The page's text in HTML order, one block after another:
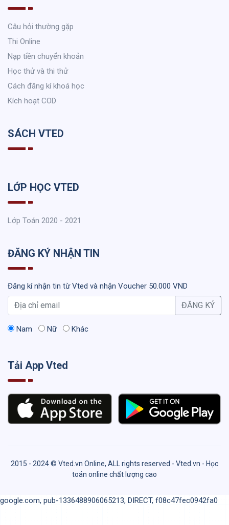
Câu hỏi thường gặp
Thi Online
Nạp tiền chuyển khoản
Học thử và thi thử
Cách đăng kí khoá học
Kích hoạt COD
SÁCH VTED
LỚP HỌC VTED
Lớp Toán 2020 - 2021
ĐĂNG KÝ NHẬN TIN
Đăng kí nhận tin từ Vted và nhận Voucher 50.000 VND
ĐĂNG KÝ
Nam Nữ Khác
Tải App Vted
2015 - 2024 © Vted.vn Online, ALL rights reserved - Vted.vn - Học
toán online chất lượng cao
google.com, pub-1336488906065213, DIRECT, f08c47fec0942fa0